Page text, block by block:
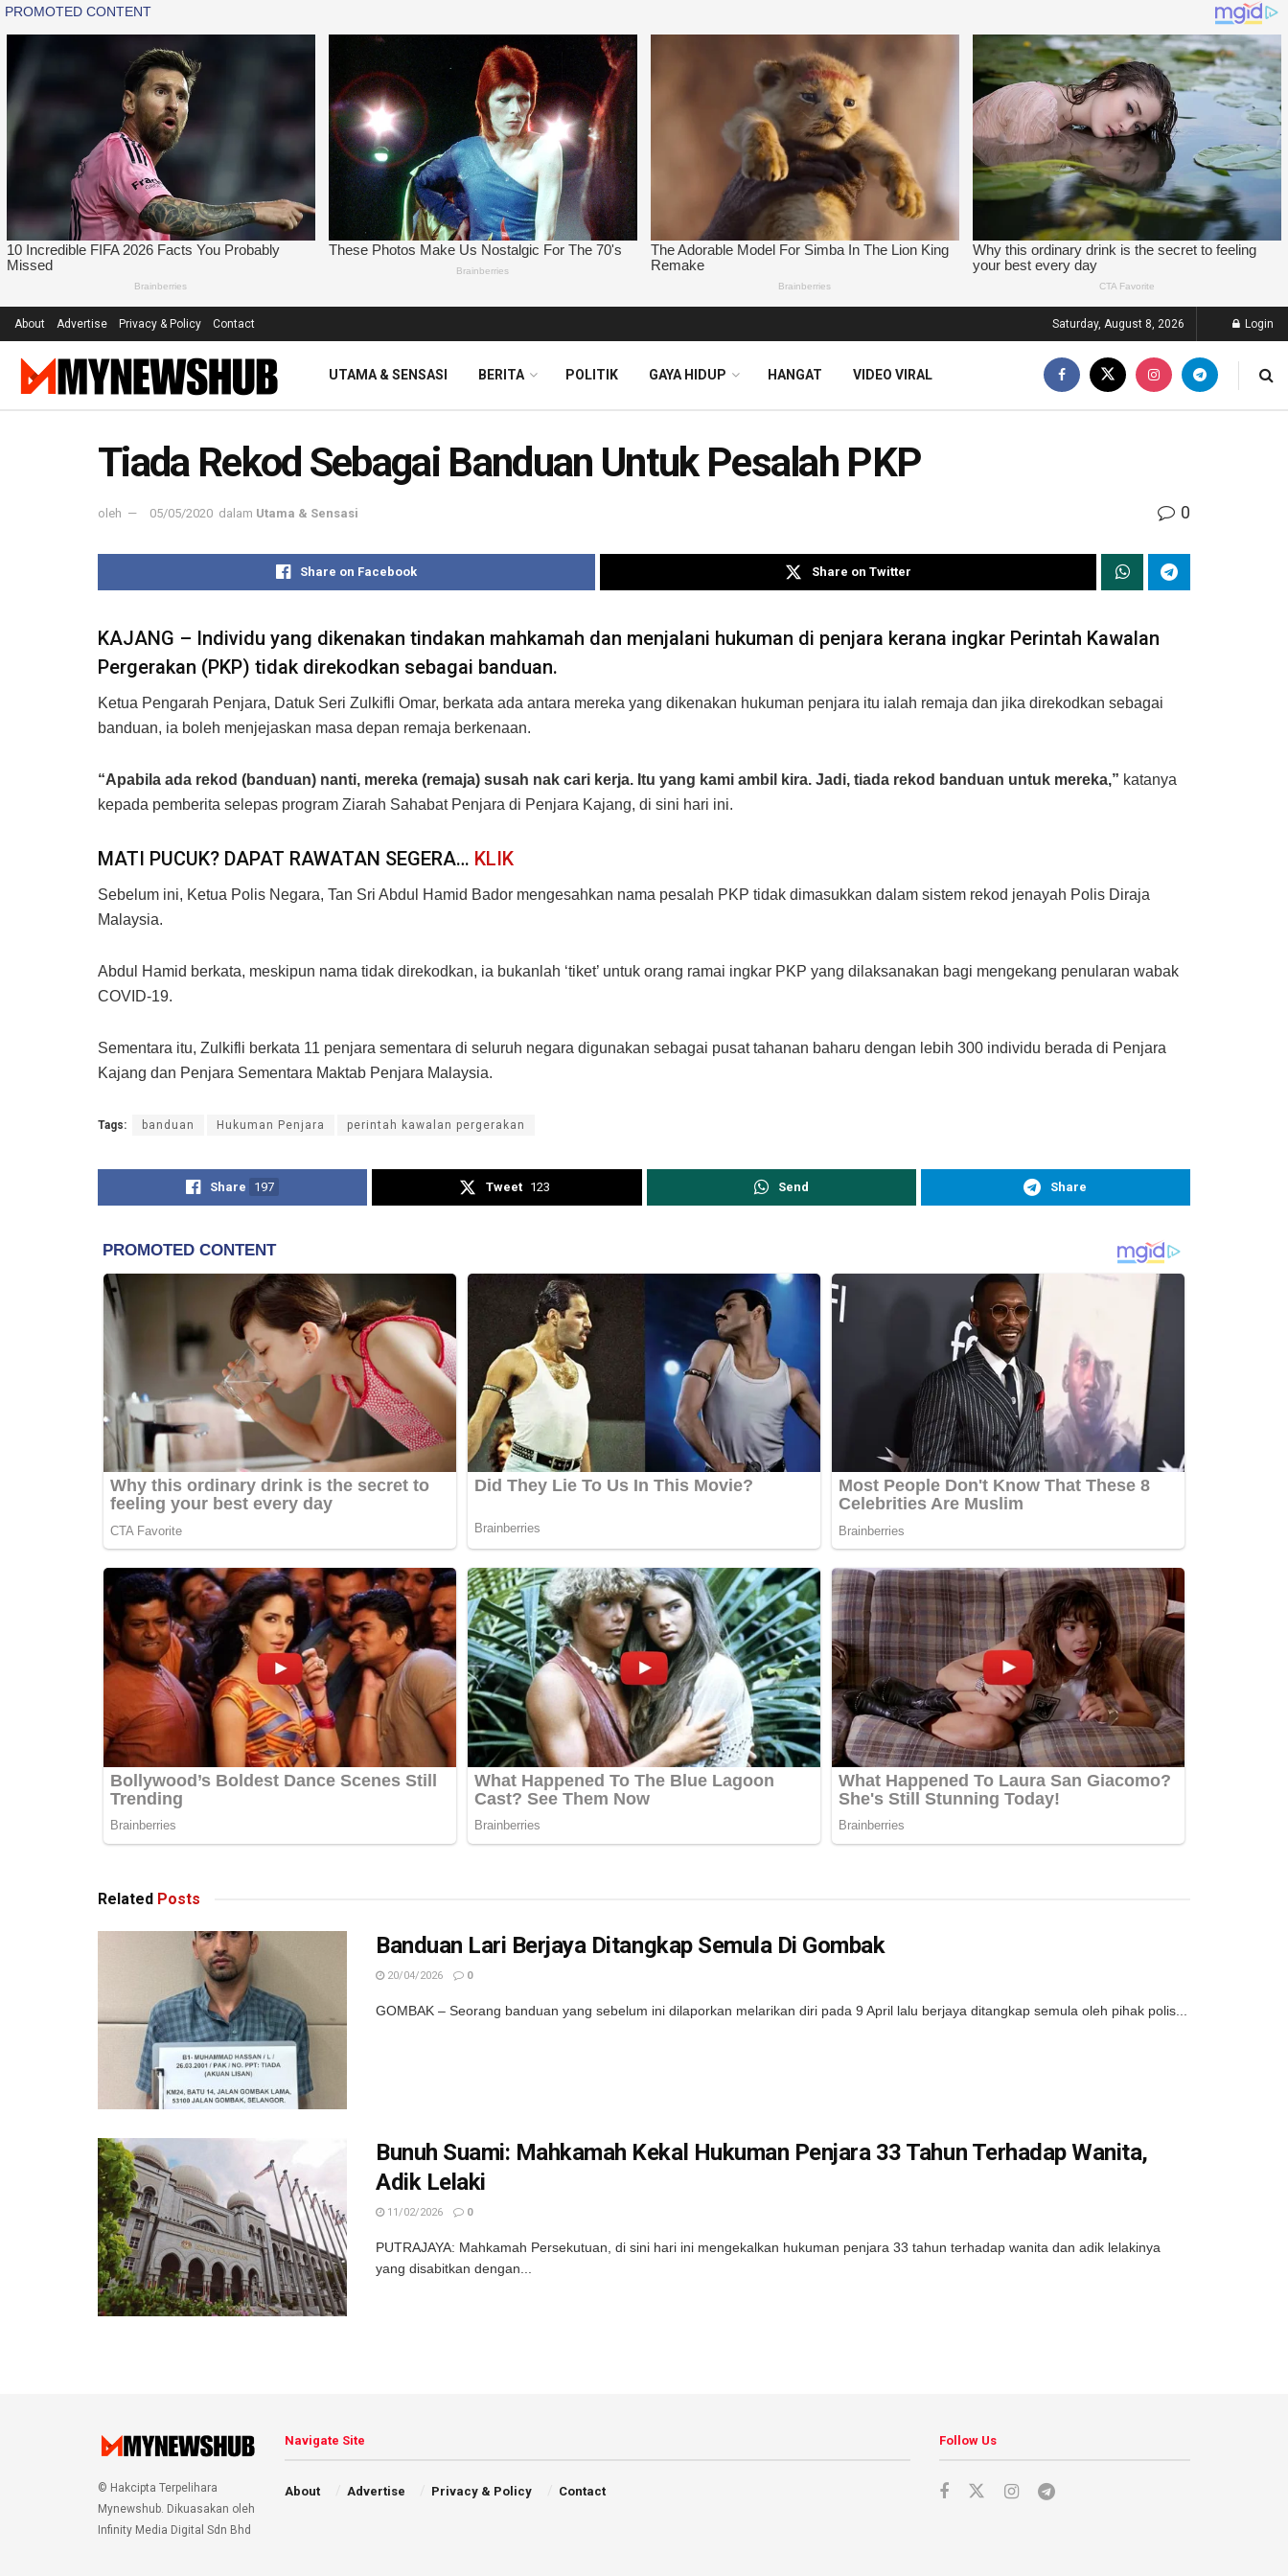
About Advertise Privacy & Policy Contact Saturday, August 8, 2026 Login
UTAMA & SENSASI BERITA POLITIK GAYA HIDUP HANGAT VIDEO VIRAL
Tiada Rekod Sebagai Banduan Untuk Pesalah PKP
oleh 05/05/2020 dalam Utama & Sensasi 0
Share on Facebook Share on Twitter
KAJANG – Individu yang dikenakan tindakan mahkamah dan menjalani hukuman di penjara kerana ingkar Perintah Kawalan
Pergerakan (PKP) tidak direkodkan sebagai banduan.
Ketua Pengarah Penjara, Datuk Seri Zulkifli Omar, berkata ada antara mereka yang dikenakan hukuman penjara itu ialah remaja dan jika direkodkan sebagai
banduan, ia boleh menjejaskan masa depan remaja berkenaan.
“Apabila ada rekod (banduan) nanti, mereka (remaja) susah nak cari kerja. Itu yang kami ambil kira. Jadi, tiada rekod banduan untuk mereka,” katanya
kepada pemberita selepas program Ziarah Sahabat Penjara di Penjara Kajang, di sini hari ini.
MATI PUCUK? DAPAT RAWATAN SEGERA… KLIK
Sebelum ini, Ketua Polis Negara, Tan Sri Abdul Hamid Bador mengesahkan nama pesalah PKP tidak dimasukkan dalam sistem rekod jenayah Polis Diraja
Malaysia.
Abdul Hamid berkata, meskipun nama tidak direkodkan, ia bukanlah ‘tiket’ untuk orang ramai ingkar PKP yang dilaksanakan bagi mengekang penularan wabak
COVID-19.
Sementara itu, Zulkifli berkata 11 penjara sementara di seluruh negara digunakan sebagai pusat tahanan baharu dengan lebih 300 individu berada di Penjara
Kajang dan Penjara Sementara Maktab Penjara Malaysia.
Tags: banduan Hukuman Penjara perintah kawalan pergerakan
Share 197 Tweet 123 Send Share
Related Posts
Banduan Lari Berjaya Ditangkap Semula Di Gombak
20/04/2026 0
GOMBAK – Seorang banduan yang sebelum ini dilaporkan melarikan diri pada 9 April lalu berjaya ditangkap semula oleh pihak polis...
Bunuh Suami: Mahkamah Kekal Hukuman Penjara 33 Tahun Terhadap Wanita,
Adik Lelaki
11/02/2026 0
PUTRAJAYA: Mahkamah Persekutuan, di sini hari ini mengekalkan hukuman penjara 33 tahun terhadap wanita dan adik lelakinya
yang disabitkan dengan...
© Hakcipta Terpelihara
Mynewshub. Dikuasakan oleh
Infinity Media Digital Sdn Bhd
Navigate Site
About Advertise Privacy & Policy Contact
Follow Us